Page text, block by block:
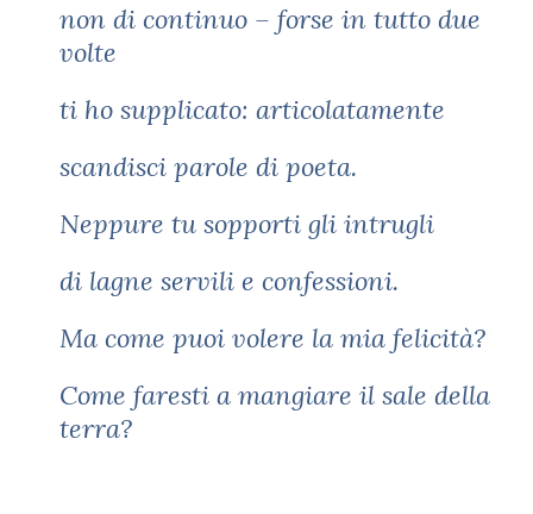
non di continuo – forse in tutto due
volte
ti ho supplicato: articolatamente
scandisci parole di poeta.
Neppure tu sopporti gli intrugli
di lagne servili e confessioni.
Ma come puoi volere la mia felicità?
Come faresti a mangiare il sale della
terra?